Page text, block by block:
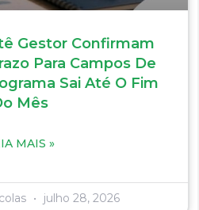
Gestor Confirmam
Para Campos De
Sai Até O Fim
Mês
MAIS »
julho 28, 2026